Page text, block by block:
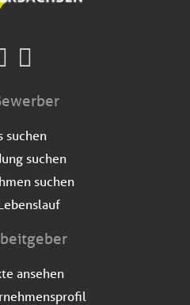
suchen
suchen
suchen
ansehen